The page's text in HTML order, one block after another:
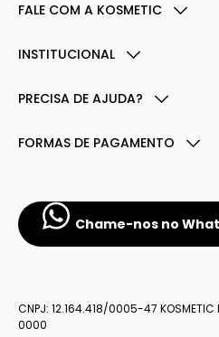
FALE COM A KOSMETIC
INSTITUCIONAL
PRECISA DE AJUDA?
FORMAS DE PAGAMENTO
Chame-nos no
CNPJ: 12.164.418/0005-47
0000